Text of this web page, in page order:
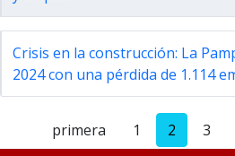
Crisis en la construcción: La
2024 con una pérdida de 1.114
primera 1 2 3